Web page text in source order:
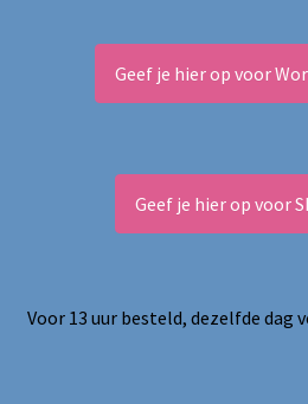
Geef je hier op voor
Geef je hier op voor
Voor 13 uur besteld, dezelfde dag